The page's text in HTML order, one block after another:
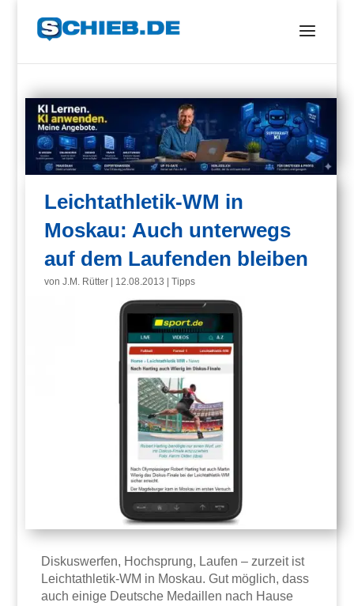
Leichtathletik-WM in
Moskau: Auch unterwegs
auf dem Laufenden bleiben
vonJ.M. Rütter 12.08.2013 |Tipps
Diskuswerfen, Hochsprung, Laufen – zurzeit ist
Leichtathletik-WM in Moskau. Gut möglich, dass
auch einige Deutsche Medaillen nach Hause